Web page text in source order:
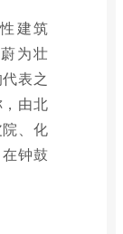
建筑
为壮
表之
由北
、化
钟鼓